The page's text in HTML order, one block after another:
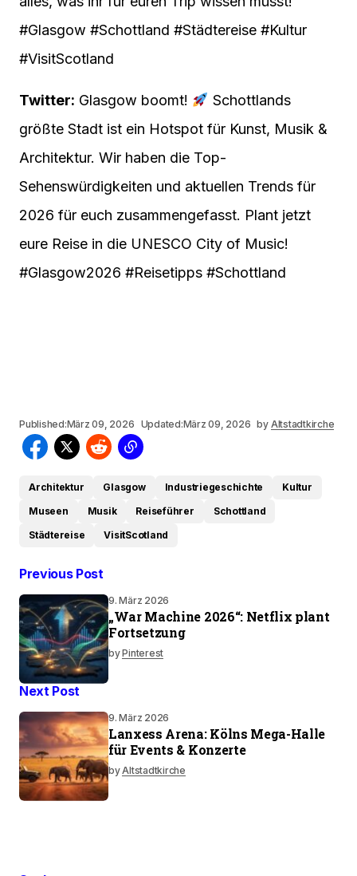
#Glasgow #Schottland #Städtereise #Kultur
#VisitScotland
Twitter: Glasgow boomt!
Schottlands
größte Stadt ist ein Hotspot für Kunst, Musik &
Architektur. Wir haben die Top-
Sehenswürdigkeiten und aktuellen Trends für
2026 für euch zusammengefasst. Plant jetzt
eure Reise in die UNESCO City of Music!
#Glasgow2026 #Reisetipps #Schottland
Published:März 09, 2026 Updated:März 09, 2026 by Altstadtkirche
Architektur Glasgow Industriegeschichte
Kultur
Museen
Musik Reiseführer
Schottland
Städtereise
VisitScotland
Previous Post
9. März 2026
„War Machine 2026“: Netflix plant
Fortsetzung
byPinterest
Next Post
9. März 2026
Lanxess Arena: Kölns Mega-Halle
für Events & Konzerte
byAltstadtkirche